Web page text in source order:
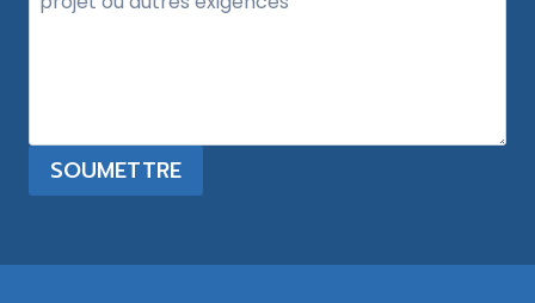
SOUMETTRE